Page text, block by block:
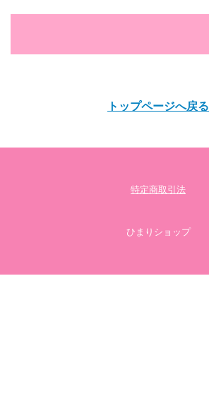
トップページへ戻る
特定商取引法
ひまりショップ